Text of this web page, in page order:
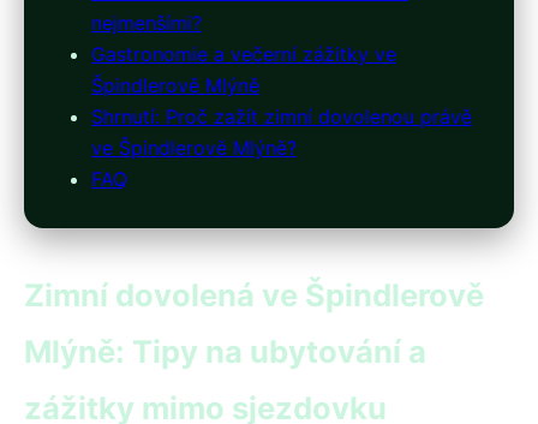
nejmenšími?
Gastronomie a večerní zážitky ve
Špindlerově Mlýně
Shrnutí: Proč zažít zimní dovolenou právě
ve Špindlerově Mlýně?
FAQ
Zimní dovolená ve Špindlerově
Mlýně: Tipy na ubytování a
zážitky mimo sjezdovku